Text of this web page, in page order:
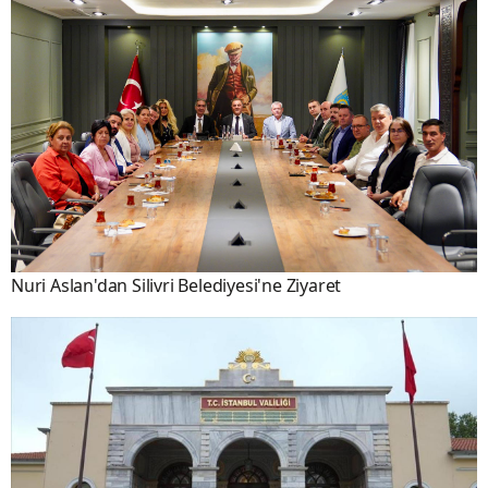
Nuri Aslan'dan Silivri Belediyesi'ne Ziyaret